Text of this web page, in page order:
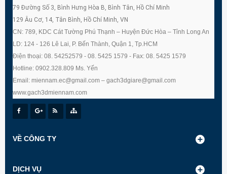
79 Đường Số 3, Bình Hưng Hòa B, Bình Tân, Hồ Chí Minh
129 Âu Cơ, 14, Tân Bình, Hồ Chí Minh, VN
CN: 789, KDC Cát Tường Phú Thạnh – Huyện Đức Hòa – Tỉnh Long An
LD: 124 - 126 Lê Lai, P. Bến Thành, Quận 1, Tp.HCM
Điện thoại: 08. 54252579 - 08. 5425 1579 - Fax: 08. 5425 1579
Hotline: 0902.328.809 Ms. Yến
Email: miennam.ec@gmail.com – gach3dgiare@gmail.com
www.gach3dmiennam.com
VỀ CÔNG TY
DỊCH VỤ